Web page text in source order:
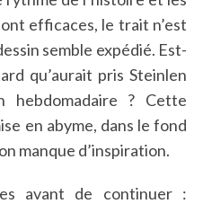
efficaces, le trait n’est
semble expédié. Est-
qu’aurait pris Steinlen
hebdomadaire ? Cette
en abyme, dans le fond
manque d’inspiration.
avant de continuer :